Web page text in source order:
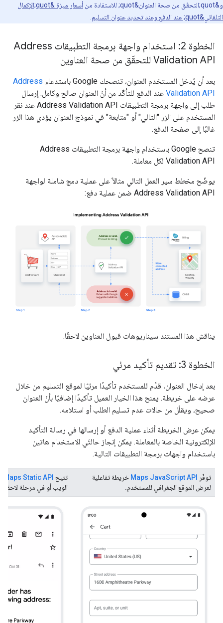
و&quot;التحقّق من صحة العنوان&quot; للاستفادة من
أسعار ميزة &quot;الإكمال
التلقائي&quot; عند الدفع وعند تحديد عنوان التسليم
.
الخطوة 2: استخدام واجهة برمجة التطبيقات Address
Validation API للتحقّق من صحة العناوين
بعد أن يُدخل المستخدم العنوان، تنصحك Google باستدعاء
Address
Validation API عند الدفع للتأكّد من أنّ العنوان صالح وكامل. إرسال
طلب إلى واجهة برمجة التطبيقات Address Validation API عند نقر
المستخدم على الزر "التالي" أو "متابعة" في نموذج العنوان يؤدي هذا الزر
غالبًا إلى صفحة الدفع.
تنصح Google باستخدام واجهة برمجة التطبيقات Address
Validation API لكل معاملة.
يوضّح مخطط سير العمل التالي مثالاً على عملية دمج شاملة لواجهة
Address Validation API ضمن عملية دفع:
يناقش هذا المستند سيناريوهات قبول العناوين لاحقًا.
الخطوة 3: تقديم تأكيد مرئي
بعد إدخال العنوان، قدِّم للمستخدم تأكيدًا مرئيًا لموقع التسليم من خلال
عرضه على خريطة. يمنح هذا الخيار العميل تأكيدًا إضافيًا بأنّ العنوان
صحيح، ويقلّل من حالات عدم تسليم الطلب أو استلامه.
يمكن عرض الخريطة أثناء عملية الدفع أو إرسالها في رسالة التأكيد
الإلكترونية الخاصة بالمعاملة. يمكن إنجاز حالتَي الاستخدام هاتين
باستخدام واجهات برمجة التطبيقات التالية.
توفّر Maps JavaScript API خريطة تفاعلية
لعرض الموقع الجغرافي للمستخدم.
تتيح Maps Static API
الويب أو في مرحلة لاحقة